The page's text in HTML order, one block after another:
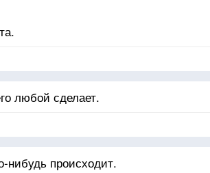
любой сделает.
нибудь происходит.